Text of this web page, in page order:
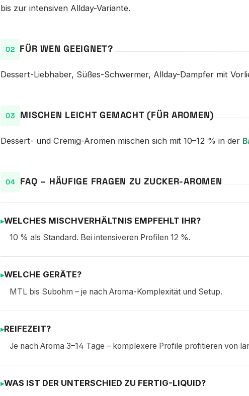
bis zur intensiven Allday-Variante.
FÜR WEN GEEIGNET?
Dessert-Liebhaber, Süßes-Schwermer, Allday-Dampfer mit
MISCHEN LEICHT GEMACHT (FÜR AROMEN)
Dessert- und Cremig-Aromen mischen sich mit 10–12 % in der
FAQ – HÄUFIGE FRAGEN ZU ZUCKER-AROMEN
WELCHES MISCHVERHÄLTNIS EMPFEHLT IHR?
10 % als Standard. Bei intensiveren Profilen 12 %.
WELCHE GERÄTE?
MTL bis Subohm – je nach Aroma-Komplexität und Setup.
REIFEZEIT?
Je nach Aroma 3–14 Tage – komplexere Profile profitieren von
WAS IST DER UNTERSCHIED ZU FERTIG-LIQUID?